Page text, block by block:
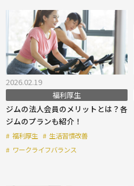
2026.02.19
福利厚生
ジムの法人会員のメリットとは？各
ジムのプランも紹介！
# 福利厚生 # 生活習慣改善
# ワークライフバランス